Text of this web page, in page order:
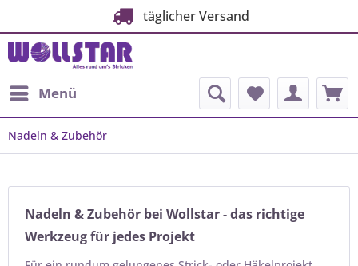
täglicher Versand
Menü
Nadeln & Zubehör
Nadeln & Zubehör bei Wollstar - das richtige
Werkzeug für jedes Projekt